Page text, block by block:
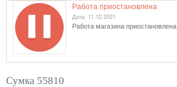
Работа приостановлена
Дата: 11.12.2021
Работа магазина приостановлена
Сумка 55810